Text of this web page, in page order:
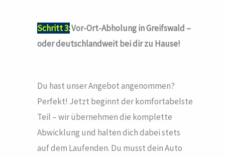
Schritt 3:Vor-Ort-Abholung in Greifswald –
oder deutschlandweit bei dir zu Hause!
Du hast unser Angebot angenommen?
Perfekt! Jetzt beginnt der komfortabelste
Teil – wir übernehmen die komplette
Abwicklung und halten dich dabei stets
auf dem Laufenden. Du musst dein Auto